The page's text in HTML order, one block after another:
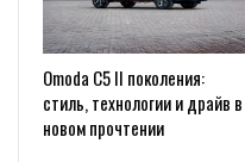
Omoda C5 II поколения:
стиль, технологии и драйв в
новом прочтении